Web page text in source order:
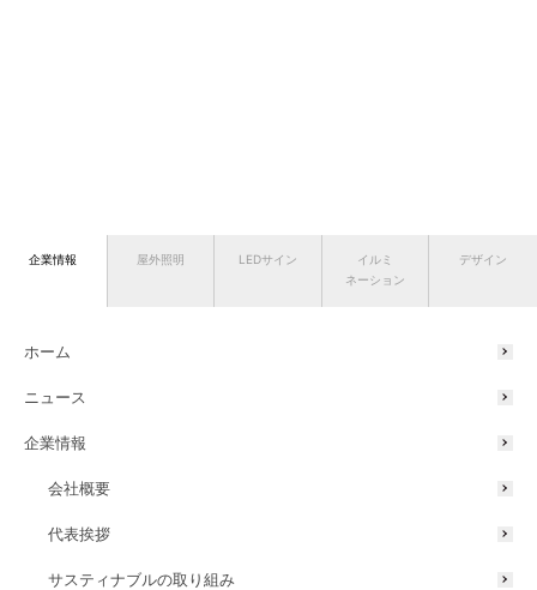
企業情報 屋外照明 LEDサイン
イルミ
ネーション
デザイン
ホーム
ニュース
企業情報
会社概要
代表挨拶
サスティナブルの取り組み